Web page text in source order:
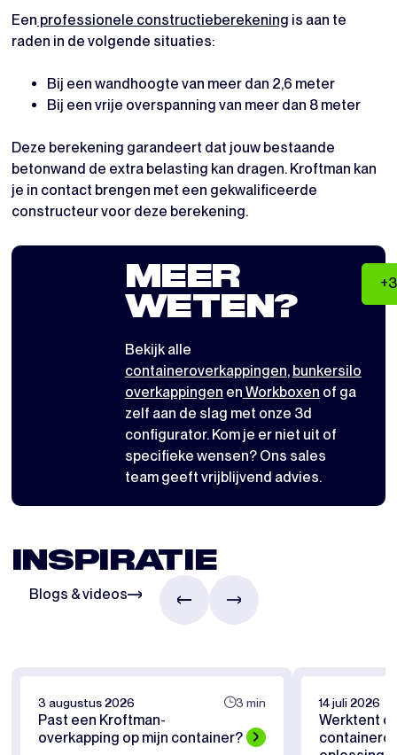
Een professionele constructieberekening is aan te
raden in de volgende situaties:
Bij een wandhoogte van meer dan 2,6 meter
Bij een vrije overspanning van meer dan 8 meter
Deze berekening garandeert dat jouw bestaande
betonwand de extra belasting kan dragen. Kroftman kan
je in contact brengen met een gekwalificeerde
constructeur voor deze berekening.
MEER
WETEN?
Bekijk alle
containeroverkappingen, bunkersilo
overkappingen en Workboxen of ga
zelf aan de slag met onze 3d
configurator. Kom je er niet uit of
specifieke wensen? Ons sales
team geeft vrijblijvend advies.
INSPIRATIE
Blogs & videos
3 augustus 2026 3 min
Past een Kroftman-
overkapping op mijn container?
14 juli 2026
Werktent of